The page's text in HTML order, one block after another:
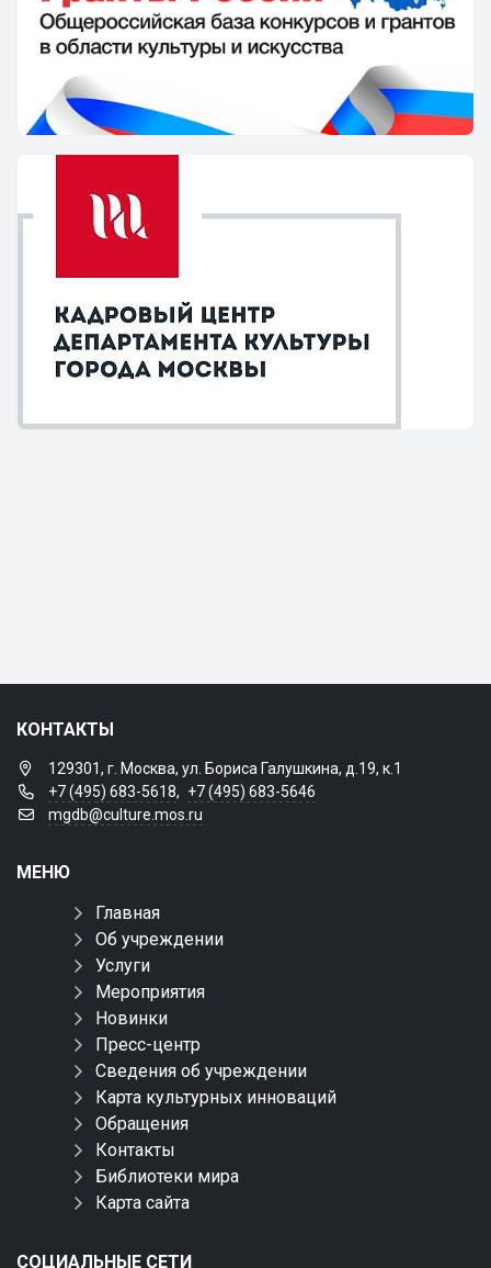
КОНТАКТЫ
129301, г. Москва, ул. Бориса Галушкина, д.19, к.1
+7 (495) 683-5618, +7 (495) 683-5646
mgdb@culture.mos.ru
МЕНЮ
Главная
Об учреждении
Услуги
Мероприятия
Новинки
Пресс-центр
Сведения об учреждении
Карта культурных инноваций
Обращения
Контакты
Библиотеки мира
Карта сайта
СОЦИАЛЬНЫЕ СЕТИ